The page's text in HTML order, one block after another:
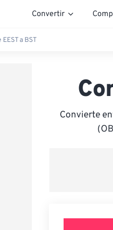
Convertir
a BST
Convierte